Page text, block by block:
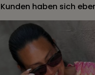
Kunden haben sich